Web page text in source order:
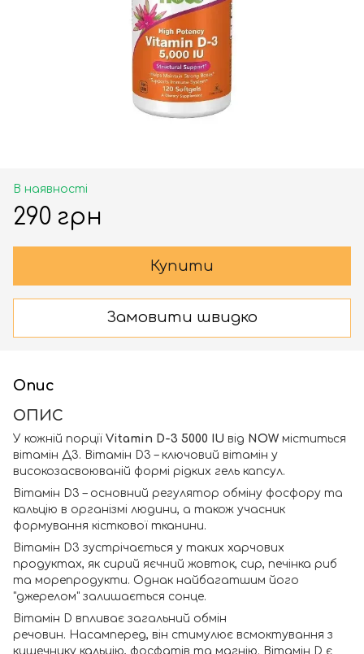
В наявності
290 грн
Купити
Замовити швидко
Опис
ОПИС
У кожній порції Vitamin D-3 5000 IU від NOW міститься
вітамін Д3. Вітамін D3 – ключовий вітамін у
високозасвоюваній формі рідких гель капсул.
Вітамін D3 – основний регулятор обміну фосфору та
кальцію в організмі людини, а також учасник
формування кісткової тканини.
Вітамін D3 зустрічається у таких харчових
продуктах, як сирий яєчний жовток, сир, печінка риб
та морепродукти. Однак найбагатшим його
"джерелом" залишається сонце.
Вітамін D впливає загальний обмін
речовин. Насамперед, він стимулює всмоктування з
кишечнику кальцію, фосфатів та магнію. Вітамін D є